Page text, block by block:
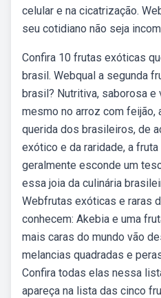
celular e na cicatrização.
seu cotidiano não seja
Confira 10 frutas exóticas
brasil. Webqual a segunda
brasil? Nutritiva, saborosa e
mesmo no arroz com feijão,
querida dos brasileiros, de
exótico e da raridade, a
geralmente esconde um
essa joia da culinária
Webfrutas exóticas e raras
conhecem: Akebia e uma
mais caras do mundo vão
melancias quadradas e
Confira todas elas nessa
apareça na lista das cinco